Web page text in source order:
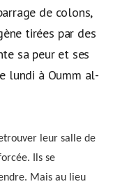
de colons,
tirées par des
sa peur et ses
lundi à Oumm al-
leur salle de
Ils se
Mais au lieu